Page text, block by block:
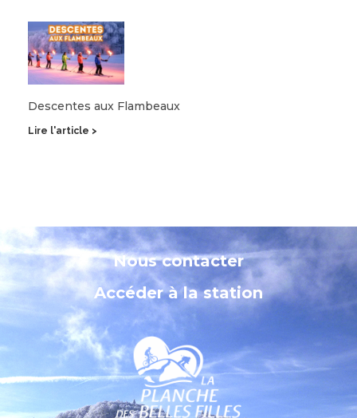
Descentes aux Flambeaux
Lire l'article >
Nous contacter
Accéder à la station